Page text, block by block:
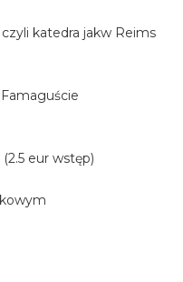
katedra jakw Reims
eur wstęp)